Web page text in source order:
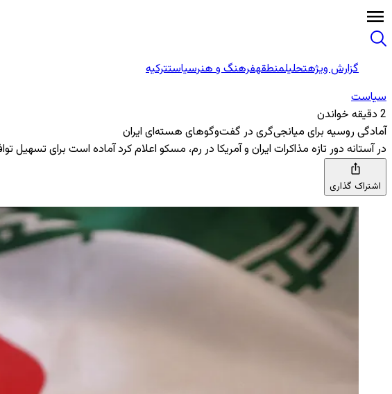
گزارش ویژهتحلیلمنطقهفرهنگ و هنرسیاستترکیه
سیاست
2 دقیقه خواندن
آمادگی روسیه برای میانجی‌گری در گفت‌وگوهای هسته‌ای ایران
در آستانه دور تازه مذاکرات ایران و آمریکا در رم، مسکو اعلام کرد آماده است برای
اشتراک گذاری